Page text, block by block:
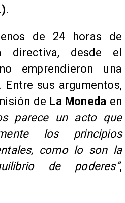
.
de 24 horas de
directiva, desde el
emprendieron una
sus argumentos,
de La Moneda en
parece un acto que
los principios
como lo son la
de poderes”,